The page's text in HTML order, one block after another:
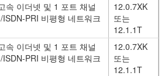
속 이더넷 및 1 포트 채널
PRI 비평형 네트워크
12.0.7XK
또는
12.1.1T
속 이더넷 및 1 포트 채널
PRI 비평형 네트워크
12.0.7XK
또는
12.1.1T